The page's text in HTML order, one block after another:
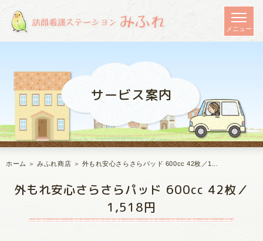
サービス案内
ホーム ＞ みふれ商店 ＞ 外もれ安心さらさらパッド 600cc 42枚／1...
外もれ安心さらさらパッド 600cc 42枚／
1,518円